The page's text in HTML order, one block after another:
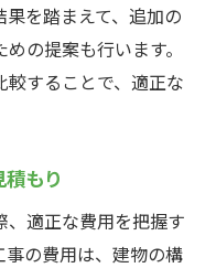
を踏まえて、追加の
の提案も行います。
較することで、適正な
もり
適正な費用を把握す
の費用は、建物の構